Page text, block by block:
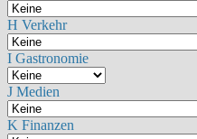
H Verkehr
I Gastronomie
J Medien
K Finanzen